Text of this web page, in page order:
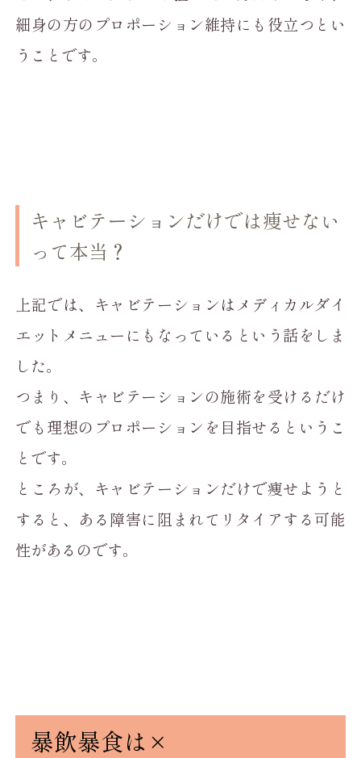
細身の方のプロポーション維持にも役立つとい
うことです。
キャビテーションだけでは痩せない
って本当？
上記では、キャビテーションはメディカルダイ
エットメニューにもなっているという話をしま
した。
つまり、キャビテーションの施術を受けるだけ
でも理想のプロポーションを目指せるというこ
とです。
ところが、キャビテーションだけで痩せようと
すると、ある障害に阻まれてリタイアする可能
性があるのです。
暴飲暴食は×